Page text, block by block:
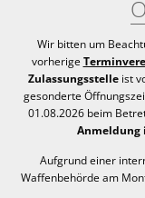
Wir bitten um
vorherige
Zulassungsstelle ist
gesonderte
01.08.2026 beim
Anmeldung
Aufgrund einer
Waffenbehörde am